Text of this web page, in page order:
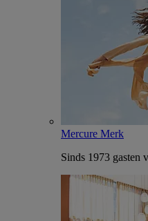
Mercure Merk
Sinds 1973 gasten